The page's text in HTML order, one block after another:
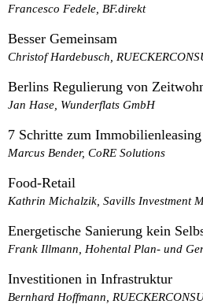
Francesco Fedele, BF.direkt
Besser Gemeinsam
Christof Hardebusch,
Berlins Regulierung von
Jan Hase, Wunderflats GmbH
7 Schritte zum Immobilienleasing
Marcus Bender, CoRE Solutions
Food-Retail
Kathrin Michalzik, Savills Investment
Energetische Sanierung kein
Frank Illmann, Hohental Plan- und
Investitionen in Infrastruktur
Bernhard Hoffmann,